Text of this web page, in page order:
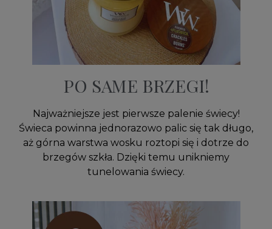
PO SAME BRZEGI!
Najważniejsze jest pierwsze palenie świecy!
Świeca powinna jednorazowo palic się tak długo,
aż górna warstwa wosku roztopi się i dotrze do
brzegów szkła. Dzięki temu unikniemy
tunelowania świecy.